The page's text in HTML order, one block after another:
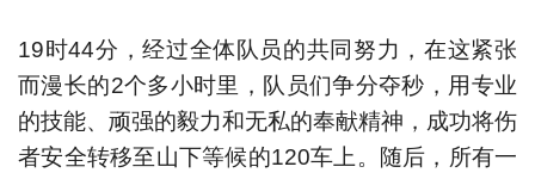
19时44分，经过全体队员的共同努力，在这紧张
而漫长的2个多小时里，队员们争分夺秒，用专业
的技能、顽强的毅力和无私的奉献精神，成功将伤
者安全转移至山下等候的120车上。随后，所有一